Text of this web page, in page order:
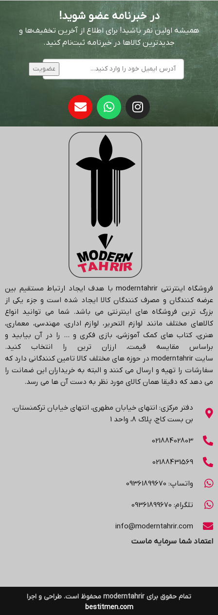
در خبرنامه عضو شوید!
همیشه اولین نفر باشید! برای اطلاع از آخرین تخفیف‌ها و
جدیدترین کالاها در خبرنامه ثبت‌نام کنید.
فروشگاه اینترنتی moderntahrir با هدف ایجاد ارتباط مستقیم بین
عرضه کنندگان و مصرف کنندگان کالا ایجاد شده است و جزء یکی از
بزرگ ترین فروشگاه های اینترنتی می باشد. شما می توانید انواع
کالاهای مختلف مانند لوازم التحریر، لوازم اداری، مهندسی، معماری،
هنری، کتاب های کمک آموزشی، بازی فکری و … را در آن بیابید و
براساس مقایسه قیمت، ارزان ترین را انتخاب کنید.
سایتmoderntahrir در حوزه های مختلف کالا تامین کنندگانی دارد که
سفارشات را تهیه و ارسال می کنند و البته به خریداران این ضمانت را
می دهد که دقیقا همان کالای مورد نظر به دست آن ها می رسد.
دفتر مرکزی: انتهاي خیابان مطهری، انتهاي خیابان ترکمنستان،
بن بست کاج، پلاک ۸، واحد 1
02188402803
02188431569
واتساپ: 09361899670
تلگرام: 09361899670
info@moderntahrir.com
اعتماد شما سرمایه ماست
تمام حقوق برای moderntahrir محفوظ است. طراحی و اجرا
bestitmen.com